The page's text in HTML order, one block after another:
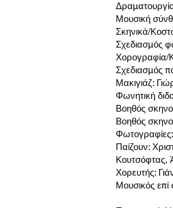
Μουσική
Σκηνικά/
Σχεδιασμός
Χορογραφία/
Σχεδιασμός
Μακιγιάζ:
Φωνητική
Βοηθός
Βοηθός
Παίζουν:
Κουτσόφτας,
Χορευτής:
Μουσικός